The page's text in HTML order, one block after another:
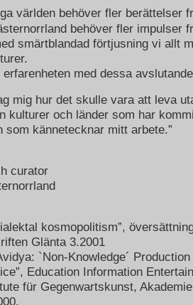
världen behöver fler berättelser
behöver fler impulser
smärtblandad förtjusning vi allt
med dessa
mig hur det skulle vara att leva
kulturer och länder som har
som kännetecknar mitt arbete.”
curator
kosmopolitism”,
Glänta 3.2001
`Non-Knowledge´
Education Information
für Gegenwartskunst,